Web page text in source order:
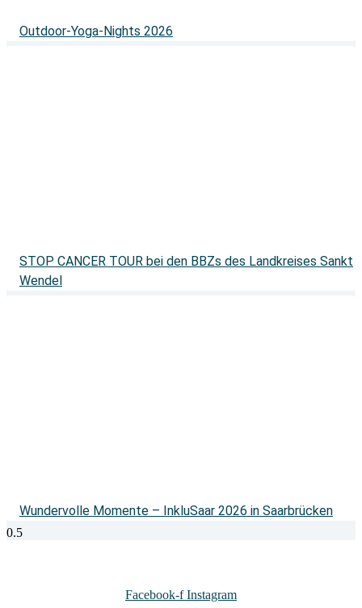
Outdoor-Yoga-Nights 2026
STOP CANCER TOUR bei den BBZs des Landkreises Sankt
Wendel
Wundervolle Momente – InkluSaar 2026 in Saarbrücken
Facebook-f Instagram